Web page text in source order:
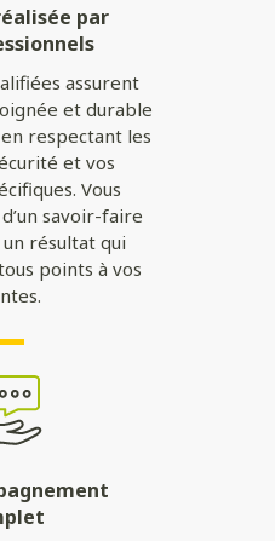
par
assurent
et durable
respectant les
et vos
Vous
savoir-faire
résultat qui
points à vos